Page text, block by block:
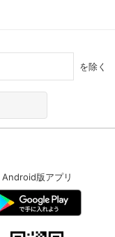
を除く
Android版アプリ